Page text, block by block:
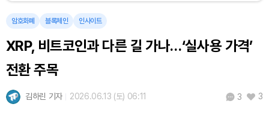
암호화폐 블록체인 인사이트
XRP, 비트코인과 다른 길 가나…‘실사용 가격’
전환 주목
김하린 기자 2026.06.13 (토) 06:11 3 3